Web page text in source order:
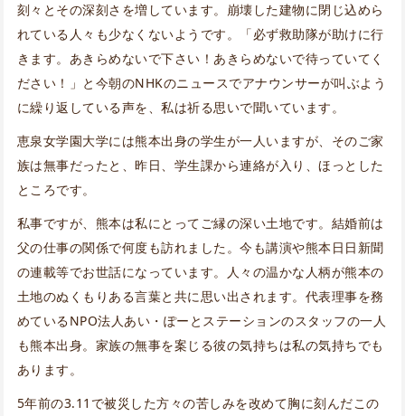
刻々とその深刻さを増しています。崩壊した建物に閉じ込めら
れている人々も少なくないようです。「必ず救助隊が助けに行
きます。あきらめないで下さい！あきらめないで待っていてく
ださい！」と今朝のNHKのニュースでアナウンサーが叫ぶよう
に繰り返している声を、私は祈る思いで聞いています。
恵泉女学園大学には熊本出身の学生が一人いますが、そのご家
族は無事だったと、昨日、学生課から連絡が入り、ほっとした
ところです。
私事ですが、熊本は私にとってご縁の深い土地です。結婚前は
父の仕事の関係で何度も訪れました。今も講演や熊本日日新聞
の連載等でお世話になっています。人々の温かな人柄が熊本の
土地のぬくもりある言葉と共に思い出されます。代表理事を務
めているNPO法人あい・ぽーとステーションのスタッフの一人
も熊本出身。家族の無事を案じる彼の気持ちは私の気持ちでも
あります。
5年前の3.11で被災した方々の苦しみを改めて胸に刻んだこの